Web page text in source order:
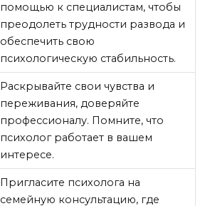
помощью к специалистам, чтобы
преодолеть трудности развода и
обеспечить свою
психологическую стабильность.
Раскрывайте свои чувства и
переживания, доверяйте
профессионалу. Помните, что
психолог работает в вашем
интересе.
Пригласите психолога на
семейную консультацию, где